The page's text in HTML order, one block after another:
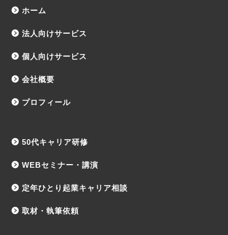
ホーム
法人向けサービス
個人向けサービス
会社概要
プロフィール
50代キャリア研修
WEBセミナー・講演
定年ひとり起業キャリア相談
取材・執筆依頼